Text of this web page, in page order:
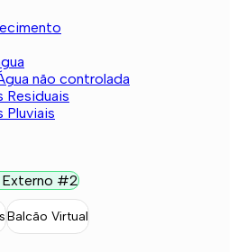
não controlada
Residuais
Pluviais
Externo #2
Balcão Virtual